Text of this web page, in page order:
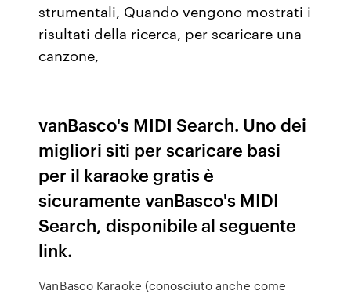
strumentali, Quando vengono mostrati i
risultati della ricerca, per scaricare una
canzone,
vanBasco's MIDI Search. Uno dei
migliori siti per scaricare basi
per il karaoke gratis è
sicuramente vanBasco's MIDI
Search, disponibile al seguente
link.
VanBasco Karaoke (conosciuto anche come